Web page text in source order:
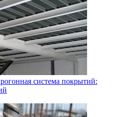
система покрытий: